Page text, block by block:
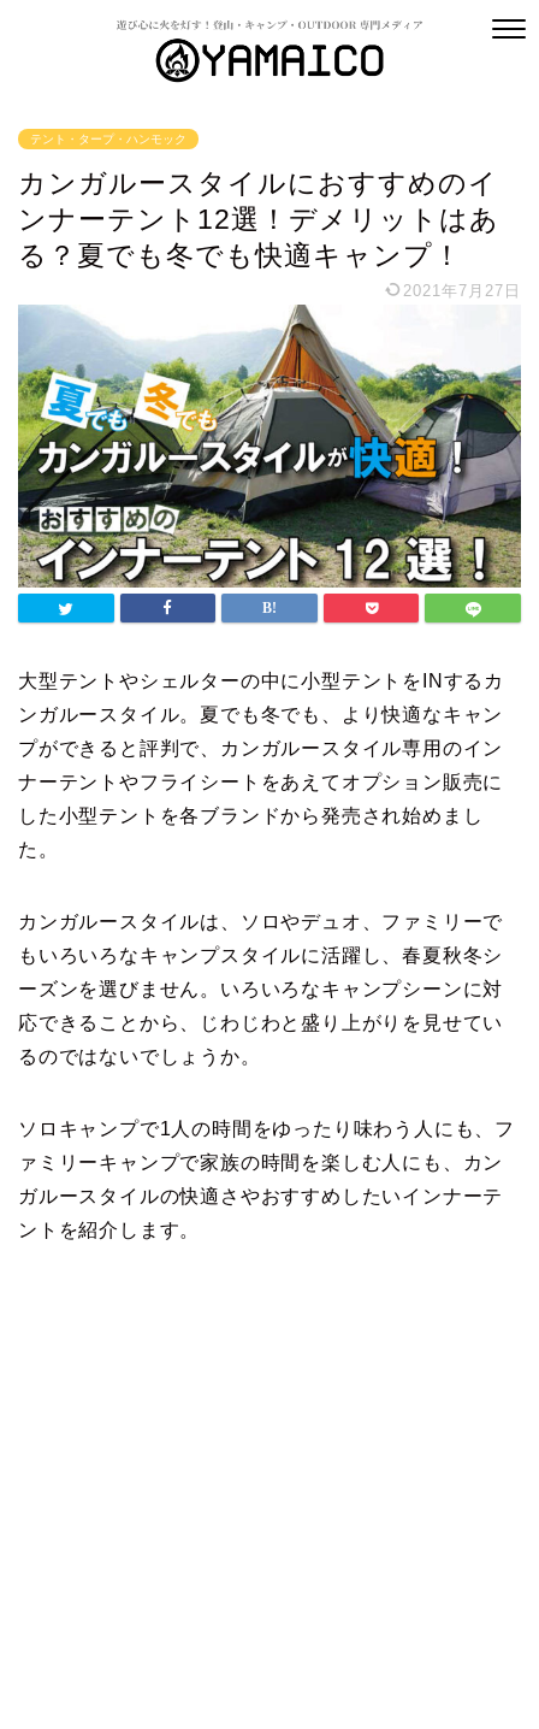
テント・タープ・ハンモック
カンガルースタイルにおすすめのイ
ンナーテント12選！デメリットはあ
る？夏でも冬でも快適キャンプ！
2021年7月27日
大型テントやシェルターの中に小型テントをINするカ
ンガルースタイル。夏でも冬でも、より快適なキャン
プができると評判で、カンガルースタイル専用のイン
ナーテントやフライシートをあえてオプション販売に
した小型テントを各ブランドから発売され始めまし
た。
カンガルースタイルは、ソロやデュオ、ファミリーで
もいろいろなキャンプスタイルに活躍し、春夏秋冬シ
ーズンを選びません。いろいろなキャンプシーンに対
応できることから、じわじわと盛り上がりを見せてい
るのではないでしょうか。
ソロキャンプで1人の時間をゆったり味わう人にも、フ
ァミリーキャンプで家族の時間を楽しむ人にも、カン
ガルースタイルの快適さやおすすめしたいインナーテ
ントを紹介します。